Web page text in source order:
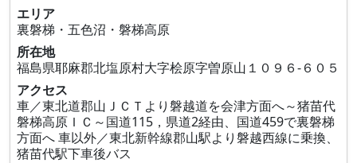
エリア
裏磐梯・五色沼・磐梯高原
所在地
福島県耶麻郡北塩原村大字桧原字曽原山１０９６‐６０５
アクセス
車／東北道郡山ＪＣＴより磐越道を会津方面へ～猪苗代
磐梯高原ＩＣ～国道115，県道2経由、国道459で裏磐梯
方面へ 車以外／東北新幹線郡山駅より磐越西線に乗換、
猪苗代駅下車後バス